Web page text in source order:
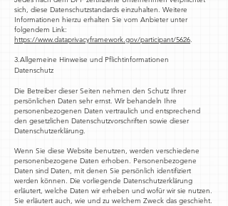
sich, diese Datenschutzstandards einzuhalten. Weitere
Informationen hierzu erhalten Sie vom Anbieter unter
folgendem Link:
https://www.dataprivacyframework.gov/participant/5626.
3.Allgemeine Hinweise und Pflichtinformationen
Datenschutz
Die Betreiber dieser Seiten nehmen den Schutz Ihrer
persönlichen Daten sehr ernst. Wir behandeln Ihre
personenbezogenen Daten vertraulich und entsprechend
den gesetzlichen Datenschutzvorschriften sowie dieser
Datenschutzerklärung.
Wenn Sie diese Website benutzen, werden verschiedene
personenbezogene Daten erhoben. Personenbezogene
Daten sind Daten, mit denen Sie persönlich identifiziert
werden können. Die vorliegende Datenschutzerklärung
erläutert, welche Daten wir erheben und wofür wir sie nutzen.
Sie erläutert auch, wie und zu welchem Zweck das geschieht.